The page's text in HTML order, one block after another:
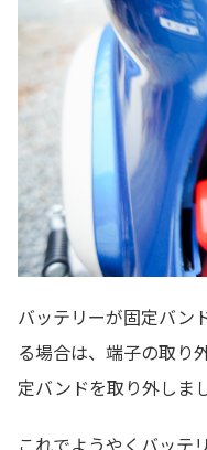
バッテリーが固定バン
る場合は、端子の取り
定バンドを取り外しま
これでようやくバッテ